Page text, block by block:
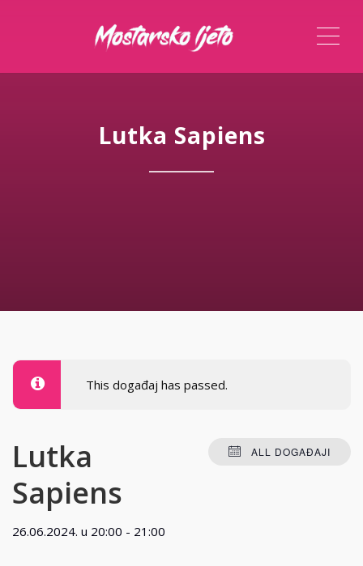
Lutka Sapiens
This događaj has passed.
ALL DOGAĐAJI
Lutka
Sapiens
26.06.2024. u 20:00 - 21:00